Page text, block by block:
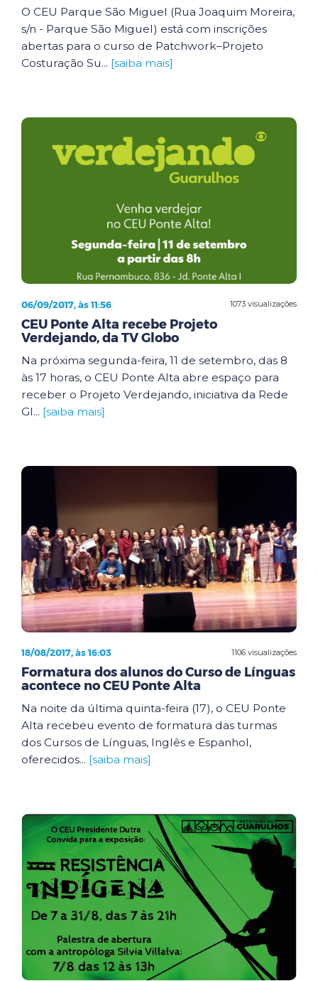
O CEU Parque São Miguel (Rua Joaquim Moreira,
s/n - Parque São Miguel) está com inscrições
abertas para o curso de Patchwork–Projeto
Costuração Su... [saiba mais]
1073 visualizações
06/09/2017, às 11:56
CEU Ponte Alta recebe Projeto
Verdejando, da TV Globo
Na próxima segunda-feira, 11 de setembro, das 8
às 17 horas, o CEU Ponte Alta abre espaço para
receber o Projeto Verdejando, iniciativa da Rede
Gl... [saiba mais]
1106 visualizações
18/08/2017, às 16:03
Formatura dos alunos do Curso de Línguas
acontece no CEU Ponte Alta
Na noite da última quinta-feira (17), o CEU Ponte
Alta recebeu evento de formatura das turmas
dos Cursos de Línguas, Inglês e Espanhol,
oferecidos... [saiba mais]